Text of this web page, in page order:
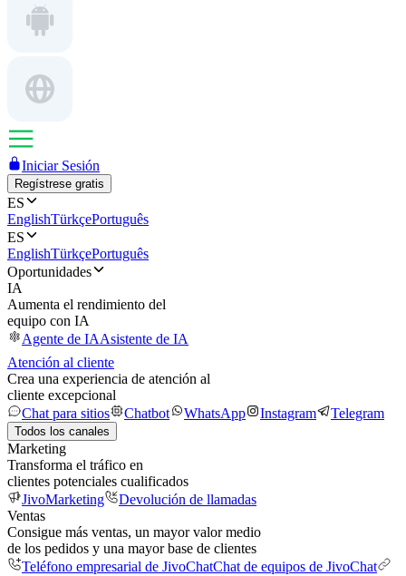
Iniciar Sesión
Regístrese gratis
ES
EnglishTürkçePortuguês
ES
EnglishTürkçePortuguês
Oportunidades
IA
Aumenta el rendimiento del
equipo con IA
Agente de IAAsistente de IA
Atención al cliente
Crea una experiencia de atención al
cliente excepcional
Chat para sitios
Chatbot WhatsApp Instagram Telegram
Todos los canales
Marketing
Transforma el tráfico en
clientes potenciales cualificados
JivoMarketing
Devolución de llamadas
Ventas
Consigue más ventas, un mayor valor medio
de los pedidos y una mayor base de clientes
Teléfono empresarial de JivoChatChat de equipos de JivoChat